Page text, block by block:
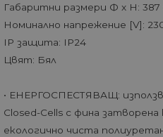
Габаритни размери Ф x H: 387
Номинално напрежение [V]:
IP защита: IP24
Цвят: Бял
• ЕНЕРГОСПЕСТЯВАЩ:
Closed-Cells с фина
екологично чиста